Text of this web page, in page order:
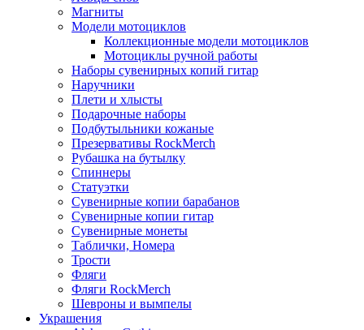
Магниты
Модели мотоциклов
Коллекционные модели мотоциклов
Мотоциклы ручной работы
Наборы сувенирных копий гитар
Наручники
Плети и хлысты
Подарочные наборы
Подбутыльники кожаные
Презервативы RockMerch
Рубашка на бутылку
Спиннеры
Статуэтки
Сувенирные копии барабанов
Сувенирные копии гитар
Сувенирные монеты
Таблички, Номера
Трости
Фляги
Фляги RockMerch
Шевроны и вымпелы
Украшения